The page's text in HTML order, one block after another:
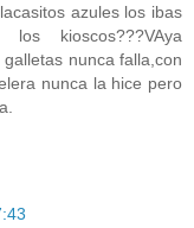
azules los ibas
kioscos???VAya
nunca falla,con
nunca la hice pero